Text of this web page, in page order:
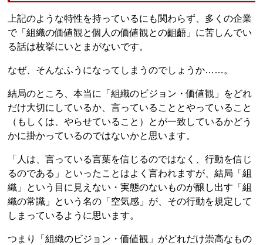
上記のような特性を持っているにも関わらず、多くの企業
で「組織の価値観と個人の価値観との齟齬」に苦しんでい
る話は枚挙にいとまがないです。
なぜ、そんなふうになってしまうのでしょうか……。
結局のところ、本当に「組織のビジョン・価値観」をどれ
だけ大切にしているか、言っていることとやっていること
（もしくは、やらせていること）とが一致しているかどう
かに掛かっているのではないかと思います。
「人は、言っている言葉を信じるのではなく、行動を信じ
るのである」といったことはよく言われますが、結局「組
織」という目に見えない・実態のないものが醸し出す「組
織の常識」という名の「空気感」が、その行動を規定して
しまっているように思います。
つまり「組織のビジョン・価値観」がどれだけ崇高なもの